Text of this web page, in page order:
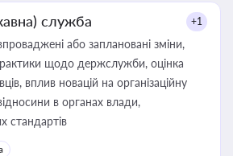
служба +1
або заплановані зміни,
щодо держслужби, оцінка
вплив новацій на організаційну
в органах влади,
стандартів